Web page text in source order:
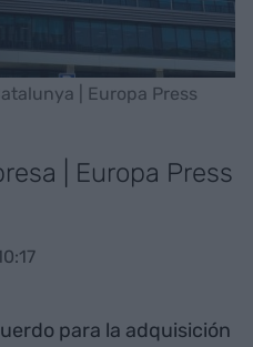
| Europa Press
| Europa Press
para la adquisición